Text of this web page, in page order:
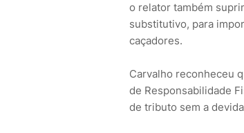
o relator também
substitutivo, para
caçadores.
Carvalho reconheceu
de Responsabilidade
de tributo sem a